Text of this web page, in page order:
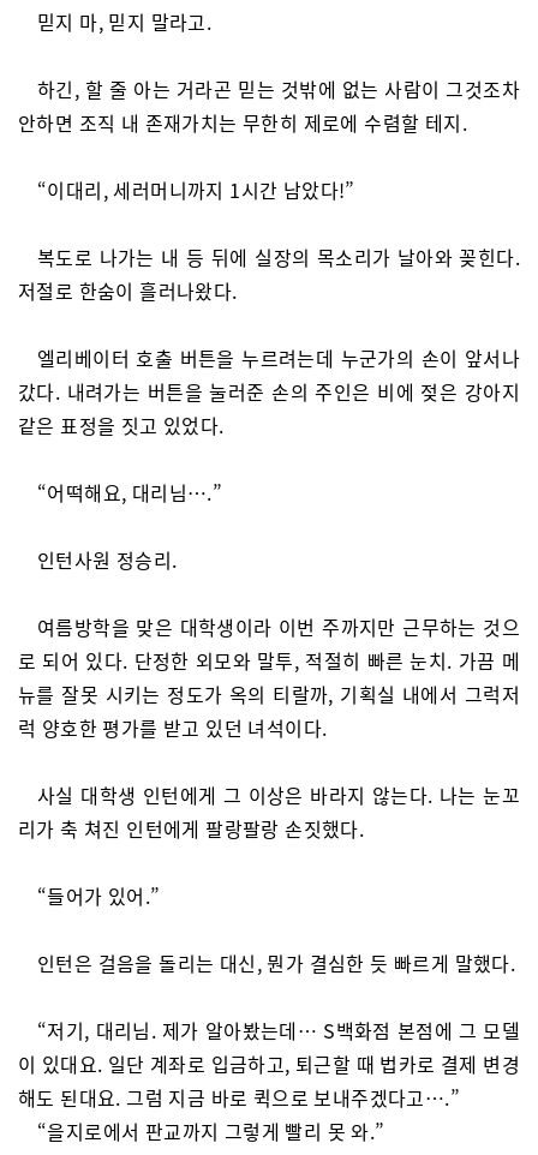
믿지 마, 믿지 말라고.
하긴, 할 줄 아는 거라곤 믿는 것밖에 없는 사람이 그것조차
안하면 조직 내 존재가치는 무한히 제로에 수렴할 테지.
“이대리, 세러머니까지 1시간 남았다!”
복도로 나가는 내 등 뒤에 실장의 목소리가 날아와 꽂힌다.
저절로 한숨이 흘러나왔다.
엘리베이터 호출 버튼을 누르려는데 누군가의 손이 앞서나
갔다. 내려가는 버튼을 눌러준 손의 주인은 비에 젖은 강아지
같은 표정을 짓고 있었다.
“어떡해요, 대리님….”
인턴사원 정승리.
여름방학을 맞은 대학생이라 이번 주까지만 근무하는 것으
로 되어 있다. 단정한 외모와 말투, 적절히 빠른 눈치. 가끔 메
뉴를 잘못 시키는 정도가 옥의 티랄까, 기획실 내에서 그럭저
럭 양호한 평가를 받고 있던 녀석이다.
사실 대학생 인턴에게 그 이상은 바라지 않는다. 나는 눈꼬
리가 축 쳐진 인턴에게 팔랑팔랑 손짓했다.
“들어가 있어.”
인턴은 걸음을 돌리는 대신, 뭔가 결심한 듯 빠르게 말했다.
“저기, 대리님. 제가 알아봤는데… S백화점 본점에 그 모델
이 있대요. 일단 계좌로 입금하고, 퇴근할 때 법카로 결제 변경
해도 된대요. 그럼 지금 바로 퀵으로 보내주겠다고….”
“을지로에서 판교까지 그렇게 빨리 못 와.”